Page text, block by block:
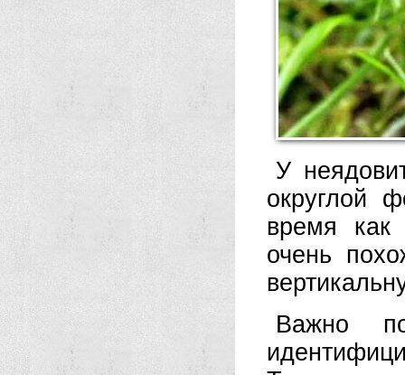
У
округлой
время как
очень
Важно